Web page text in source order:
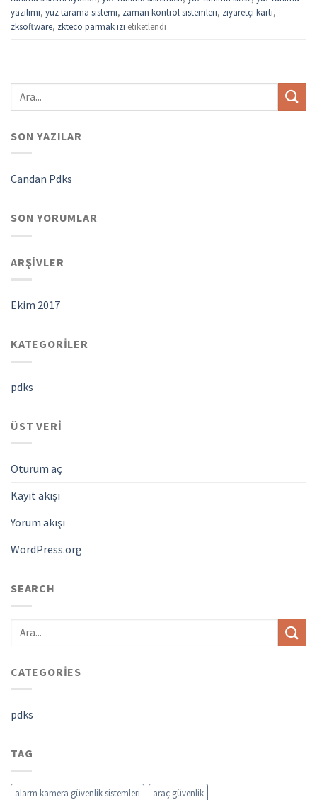
yazılımı, yüz tarama sistemi, zaman kontrol sistemleri, ziyaretçi kartı,
zksoftware, zkteco parmak izi etiketlendi
SON YAZILAR
Candan Pdks
SON YORUMLAR
ARŞIVLER
Ekim 2017
KATEGORILER
pdks
ÜST VERI
Oturum aç
Kayıt akışı
Yorum akışı
WordPress.org
SEARCH
CATEGORIES
pdks
TAG
alarm kamera güvenlik sistemleri
araç güvenlik